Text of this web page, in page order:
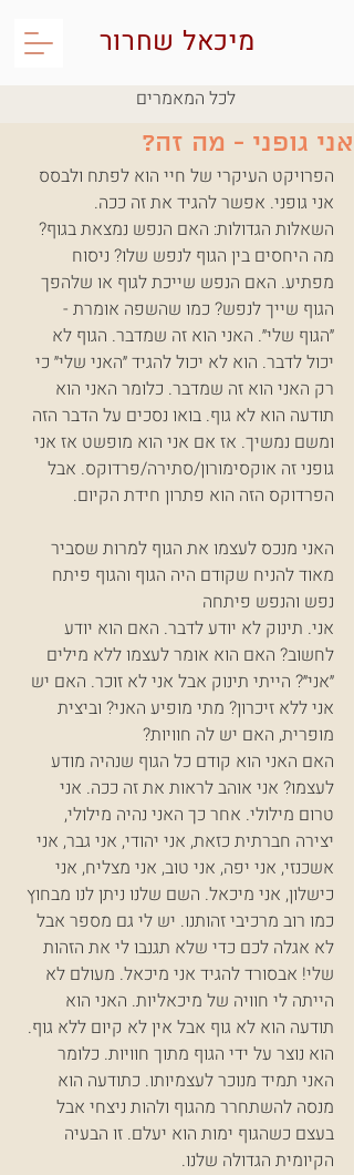
מיכאל שחרור
לכל המאמרים
אני גופני - מה זה?
הפרויקט העיקרי של חיי הוא לפתח ולבסס
אני גופני. אפשר להגיד את זה ככה.
השאלות הגדולות: האם הנפש נמצאת בגוף?
מה היחסים בין הגוף לנפש שלו? ניסוח
מפתיע. האם הנפש שייכת לגוף או שלהפך
הגוף שייך לנפש? כמו שהשפה אומרת -
״הגוף שלי״. האני הוא זה שמדבר. הגוף לא
יכול לדבר. הוא לא יכול להגיד ״האני שלי״ כי
רק האני הוא זה שמדבר. כלומר האני הוא
תודעה הוא לא גוף. בואו נסכים על הדבר הזה
ומשם נמשיך. אז אם אני הוא מופשט אז אני
גופני זה אוקסימורון/סתירה/פרדוקס. אבל
הפרדוקס הזה הוא פתרון חידת הקיום.
האני מנכס לעצמו את הגוף למרות שסביר
מאוד להניח שקודם היה הגוף והגוף פיתח
נפש והנפש פיתחה
אני. תינוק לא יודע לדבר. האם הוא יודע
לחשוב? האם הוא אומר לעצמו ללא מילים
״אני״? הייתי תינוק אבל אני לא זוכר. האם יש
אני ללא זיכרון? מתי מופיע האני? וביצית
מופרית, האם יש לה חוויות?
האם האני הוא קודם כל הגוף שנהיה מודע
לעצמו? אני אוהב לראות את זה ככה. אני
טרום מילולי. אחר כך האני נהיה מילולי,
יצירה חברתית כזאת, אני יהודי, אני גבר, אני
אשכנזי, אני יפה, אני טוב, אני מצליח, אני
כישלון, אני מיכאל. השם שלנו ניתן לנו מבחוץ
כמו רוב מרכיבי זהותנו. יש לי גם מספר אבל
לא אגלה לכם כדי שלא תגנבו לי את הזהות
שלי! אבסורד להגיד אני מיכאל. מעולם לא
הייתה לי חוויה של מיכאליות. האני הוא
תודעה הוא לא גוף אבל אין לא קיום ללא גוף.
הוא נוצר על ידי הגוף מתוך חוויות. כלומר
האני תמיד מנוכר לעצמיותו. כתודעה הוא
מנסה להשתחרר מהגוף ולהות ניצחי אבל
בעצם כשהגוף ימות הוא יעלם. זו הבעיה
הקיומית הגדולה שלנו.